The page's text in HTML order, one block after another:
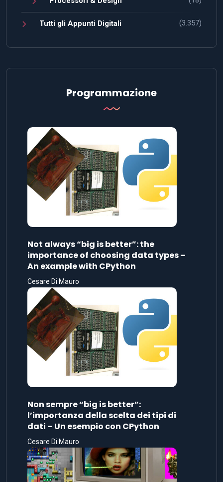
Tutti gli Appunti Digitali (3.357)
Programmazione
Not always “big is better”: the
importance of choosing data types –
An example with CPython
Cesare Di Mauro
Non sempre “big is better”:
l’importanza della scelta dei tipi di
dati – Un esempio con CPython
Cesare Di Mauro